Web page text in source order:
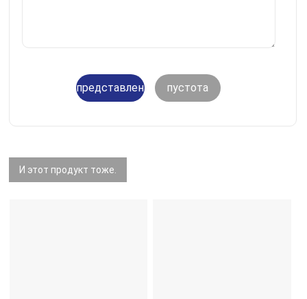
представление пустота
И этот продукт тоже.